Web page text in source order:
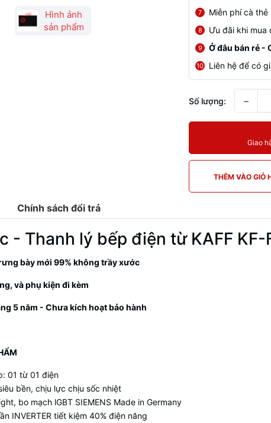
Hình ảnh
sản phẩm
7 Miễn phí cà thẻ
8 Ưu đãi khi mua
9 Ở đâu bán rẻ -
10 Liên hệ để có
Số lượng: −
Giao
THÊM VÀO GIỎ
Chính sách đổi trả
- Thanh lý bếp điện từ KAFF
bày mới 99% không trầy xước
và phụ kiện đi kèm
5 năm - Chưa kích hoạt bảo hành
01 từ 01 điện
bền, chịu lực chịu sốc nhiệt
bo mạch lGBT SIEMENS Made in Germany
INVERTER tiết kiệm 40% điện năng